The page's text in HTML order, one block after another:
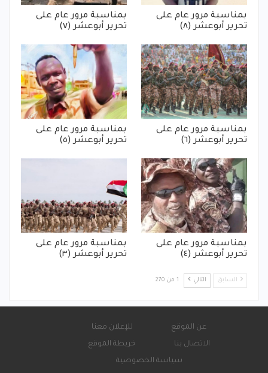
بمناسبة مرور عام على
تحرير أبوعشر (٨)
بمناسبة مرور عام على
تحرير أبوعشر (٧)
بمناسبة مرور عام على
تحرير أبوعشر (٦)
بمناسبة مرور عام على
تحرير أبوعشر (٥)
بمناسبة مرور عام على
تحرير أبوعشر (٤)
بمناسبة مرور عام على
تحرير أبوعشر (٣)
السابق التالي 1 من 270
عن الموقع
للإعلان معنا
الاتصال بنا
خريطة الموقع
سياسة الخصوصية